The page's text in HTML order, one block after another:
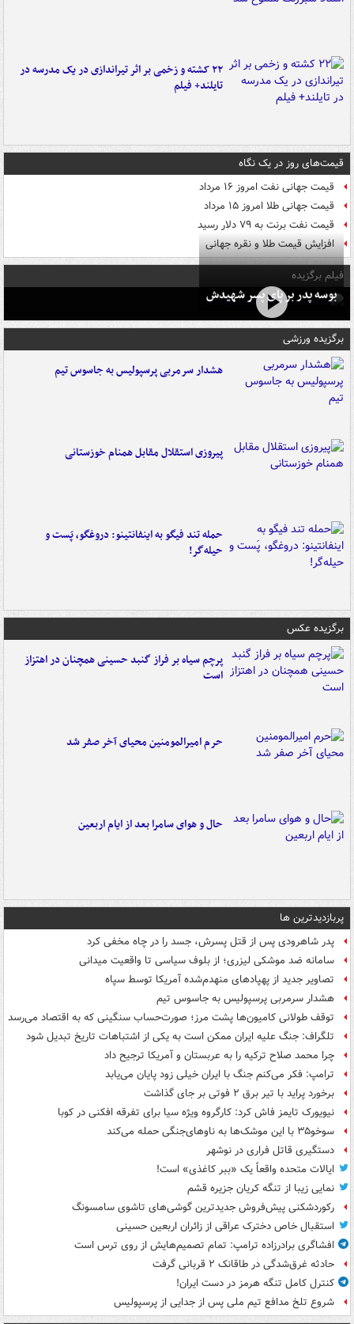
۲۲ کشته و زخمی بر اثر تیراندازی در یک مدرسه در
تایلند+ فیلم
قیمت‌های روز در یک نگاه
قیمت جهانی نفت امروز ۱۶ مرداد
قیمت جهانی طلا امروز ۱۵ مرداد
قیمت نفت برنت به ۷۹ دلار رسید
افزایش قیمت طلا و نقره جهانی
فیلم برگزیده
بوسه‌ پدر بر پای پسر شهیدش
برگزیده ورزشی
هشدار سرمربی پرسپولیس به جاسوس تیم
پیروزی استقلال مقابل همنام خوزستانی
حمله تند فیگو به اینفانتینو: دروغگو، پَست‌ و
حیله‌گر!
برگزیده عکس
پرچم سیاه بر فراز گنبد حسینی همچنان در اهتزاز
است
حرم امیرالمومنین محیای آخر صفر شد
حال و هوای سامرا بعد از ایام اربعین
پربازدیدترین ها
پدر شاهرودی پس از قتل پسرش، جسد را در چاه مخفی کرد
سامانه ضد موشکی لیزری؛ از بلوف سیاسی تا واقعیت میدانی
تصاویر جدید از پهپادهای منهدم‌شده آمریکا توسط سپاه
هشدار سرمربی پرسپولیس به جاسوس تیم
توقف طولانی کامیون‌ها پشت مرز؛ صورت‌حساب سنگینی که به اقتصاد می‌رسد
تلگراف: جنگ علیه ایران ممکن است به یکی از اشتباهات تاریخ تبدیل شود
چرا محمد صلاح ترکیه را به عربستان و آمریکا ترجیح داد
ترامپ: فکر می‌کنم جنگ با ایران خیلی زود پایان می‌یابد
برخورد پراید با تیر برق ۲ فوتی بر جای گذاشت
نیویورک تایمز فاش کرد: کارگروه ویژه سیا برای تفرقه افکنی در کوبا
سوخو۳۵ با این موشک‌ها به ناوهای‌جنگی حمله می‌کند
دستگیری قاتل فراری در نوشهر
ایالات متحده واقعاً یک «ببر کاغذی» است!
نمایی زیبا از تنگه کریان جزیره قشم
رکوردشکنی پیش‌فروش جدیدترین گوشی‌های تاشوی سامسونگ
استقبال خاص دخترک عراقی از زائران اربعین حسینی
افشاگری برادرزاده ترامپ: تمام تصمیم‌هایش از روی ترس است
حادثه غرق‌شدگی در طاقانک ۲ قربانی گرفت
کنترل کامل تنگه هرمز در دست ایران!
شروع تلخ مدافع تیم ملی پس از جدایی از پرسپولیس